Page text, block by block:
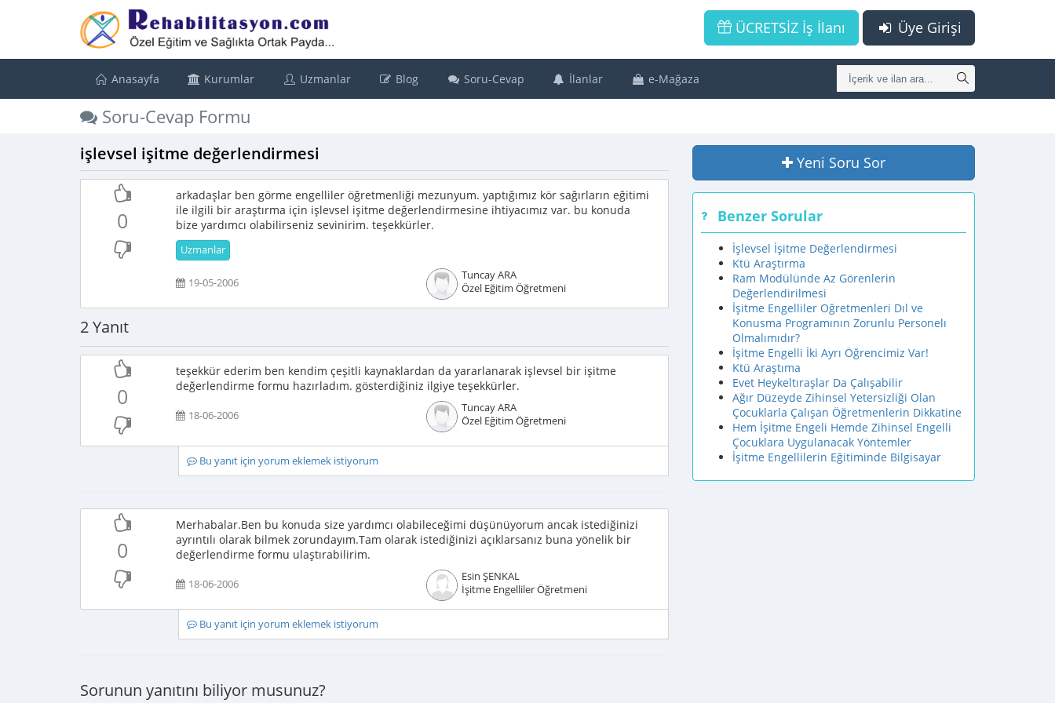
Üye Girişi
ÜCRETSİZ İş İlanı
Anasayfa Kurumlar Uzmanlar Blog Soru-Cevap İlanlar e-Mağaza
Soru-Cevap Formu
işlevsel işitme değerlendirmesi
0
arkadaşlar ben görme engelliler öğretmenliği mezunyum. yaptığımız kör sağırların eğitimi
ile ilgili bir araştırma için işlevsel işitme değerlendirmesine ihtiyacımız var. bu konuda
bize yardımcı olabilirseniz sevinirim. teşekkürler.
Uzmanlar
19-05-2006
Tuncay ARA
Özel Eğitim Öğretmeni
2 Yanıt
0
teşekkür ederim ben kendim çeşitli kaynaklardan da yararlanarak işlevsel bir işitme
değerlendirme formu hazırladım. gösterdiğiniz ilgiye teşekkürler.
18-06-2006
Tuncay ARA
Özel Eğitim Öğretmeni
Bu yanıt için yorum eklemek istiyorum
0
Merhabalar.Ben bu konuda size yardımcı olabileceğimi düşünüyorum ancak istediğinizi
ayrıntılı olarak bilmek zorundayım.Tam olarak istediğinizi açıklarsanız buna yönelik bir
değerlendirme formu ulaştırabilirim.
18-06-2006
Esin ŞENKAL
İşitme Engelliler Öğretmeni
Bu yanıt için yorum eklemek istiyorum
Sorunun yanıtını biliyor musunuz?
Yeni Soru Sor
Benzer Sorular
İşlevsel İşitme Değerlendirmesi
Ktü Araştırma
Ram Modülünde Az Görenlerin
Değerlendirilmesi
İşitme Engelliler Oğretmenleri Dıl ve
Konusma Programının Zorunlu Personelı
Olmalımıdır?
İşitme Engelli İki Ayrı Öğrencimiz Var!
Ktü Araştıma
Evet Heykeltıraşlar Da Çalışabilir
Ağır Düzeyde Zihinsel Yetersizliği Olan
Çocuklarla Çalışan Öğretmenlerin Dikkatine
Hem İşitme Engeli Hemde Zihinsel Engelli
Çocuklara Uygulanacak Yöntemler
İşitme Engellilerin Eğitiminde Bilgisayar